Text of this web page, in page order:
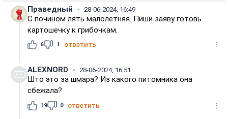
Праведный 28-06-2024, 16:49
С почином лять малолетняя. Пиши заяву готовь
картошечку к грибочкам.
6 1 ответить
ALEXNORD 28-06-2024, 16:51
Што это за шмара? Из какого питомника она
сбежала?
19 0 ответить